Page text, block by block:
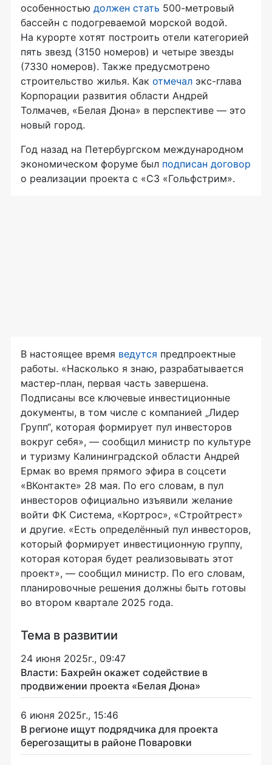
особенностью должен стать 500-метровый
бассейн с подогреваемой морской водой.
На курорте хотят построить отели категорией
пять звезд (3150 номеров) и четыре звезды
(7330 номеров). Также предусмотрено
строительство жилья. Как отмечал экс-глава
Корпорации развития области Андрей
Толмачев, «Белая Дюна» в перспективе — это
новый город.
Год назад на Петербургском международном
экономическом форуме был подписан договор
о реализации проекта с «СЗ «Гольфстрим».
В настоящее время ведутся предпроектные
работы. «Насколько я знаю, разрабатывается
мастер-план, первая часть завершена.
Подписаны все ключевые инвестиционные
документы, в том числе с компанией „Лидер
Групп“, которая формирует пул инвесторов
вокруг себя», — сообщил министр по культуре
и туризму Калининградской области Андрей
Ермак во время прямого эфира в соцсети
«ВКонтакте» 28 мая. По его словам, в пул
инвесторов официально изъявили желание
войти ФК Система, «Кортрос», «Стройтрест»
и другие. «Есть определённый пул инвесторов,
который формирует инвестиционную группу,
которая которая будет реализовывать этот
проект», — сообщил министр. По его словам,
планировочные решения должны быть готовы
во втором квартале 2025 года.
Тема в развитии
24 июня 2025г., 09:47
Власти: Бахрейн окажет содействие в
продвижении проекта «Белая Дюна»
6 июня 2025г., 15:46
В регионе ищут подрядчика для проекта
берегозащиты в районе Поваровки